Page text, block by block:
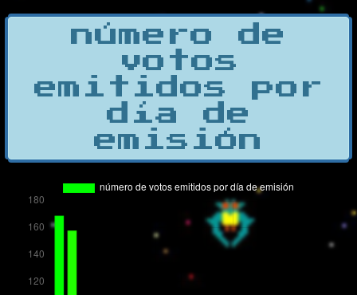
número de
votos
emitidos por
día de
emisión